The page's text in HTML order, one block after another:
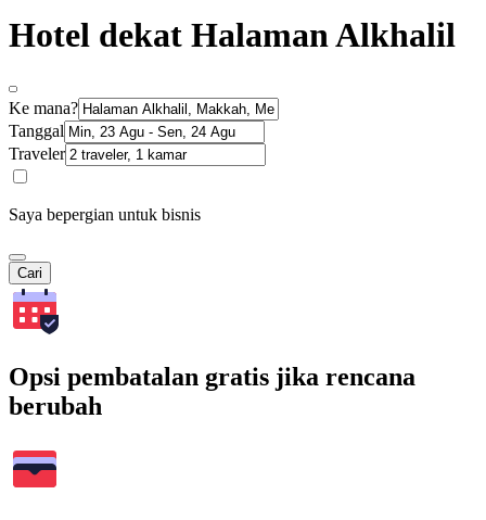
Hotel dekat Halaman Alkhalil
Ke mana?
Tanggal
Traveler
Saya bepergian untuk bisnis
Cari
Opsi pembatalan gratis jika rencana
berubah